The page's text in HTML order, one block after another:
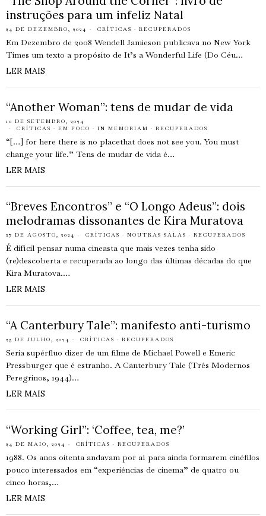
instruções para um infeliz Natal
24 DE DEZEMBRO, 2024 CRÍTICAS · RECUPERADOS
Em Dezembro de 2008 Wendell Jamieson publicava no New York
Times um texto a propósito de It’s a Wonderful Life (Do Céu…
LER MAIS
“Another Woman”: tens de mudar de vida
10 DE SETEMBRO, 2024
CRÍTICAS · EM FOCO · IN MEMORIAM · RECUPERADOS
“[…] for here there is no placethat does not see you. You must
change your life.” Tens de mudar de vida é…
LER MAIS
“Breves Encontros” e “O Longo Adeus”: dois
melodramas dissonantes de Kira Muratova
27 DE AGOSTO, 2024 CRÍTICAS · NOUTRAS SALAS · RECUPERADOS
É difícil pensar numa cineasta que mais vezes tenha sido
(re)descoberta e recuperada ao longo das últimas décadas do que
Kira Muratova.…
LER MAIS
“A Canterbury Tale”: manifesto anti-turismo
23 DE JULHO, 2024 CRÍTICAS · RECUPERADOS
Seria supérfluo dizer de um filme de Michael Powell e Emeric
Pressburger que é estranho. A Canterbury Tale (Três Modernos
Peregrinos, 1944)…
LER MAIS
“Working Girl”: ‘Coffee, tea, me?’
24 DE MAIO, 2024 CRÍTICAS · RECUPERADOS
1988. Os anos oitenta andavam por aí para ainda formarem cinéfilos
pouco interessados em “experiências de cinema” de quatro ou
cinco horas,…
LER MAIS